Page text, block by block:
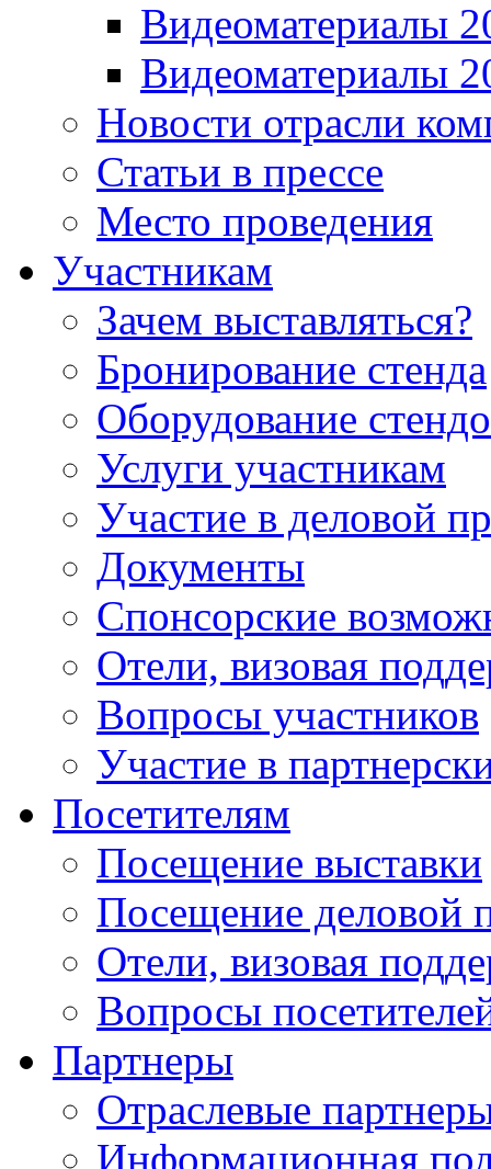
Видеоматериалы
Видеоматериалы
Новости отрасли
Статьи в прессе
Место проведения
Участникам
Зачем выставляться?
Бронирование стенда
Оборудование
Услуги участникам
Участие в деловой
Документы
Спонсорские
Отели, визовая
Вопросы участников
Участие в
Посетителям
Посещение выставки
Посещение деловой
Отели, визовая
Вопросы
Партнеры
Отраслевые
Информационная